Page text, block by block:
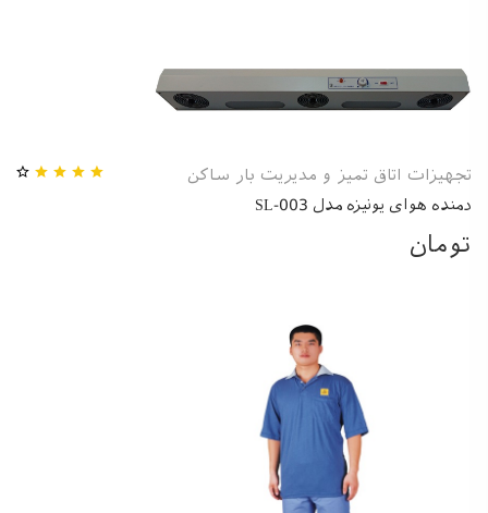
تجهیزات اتاق تمیز و مدیریت بار ساکن
دمنده هوای یونیزه مدل SL-003
تومان